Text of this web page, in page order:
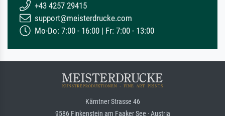
+43 4257 29415
support@meisterdrucke.com
Mo-Do: 7:00 - 16:00 | Fr: 7:00 - 13:00
Kärntner Strasse 46
9586 Finkenstein am Faaker See · Austria